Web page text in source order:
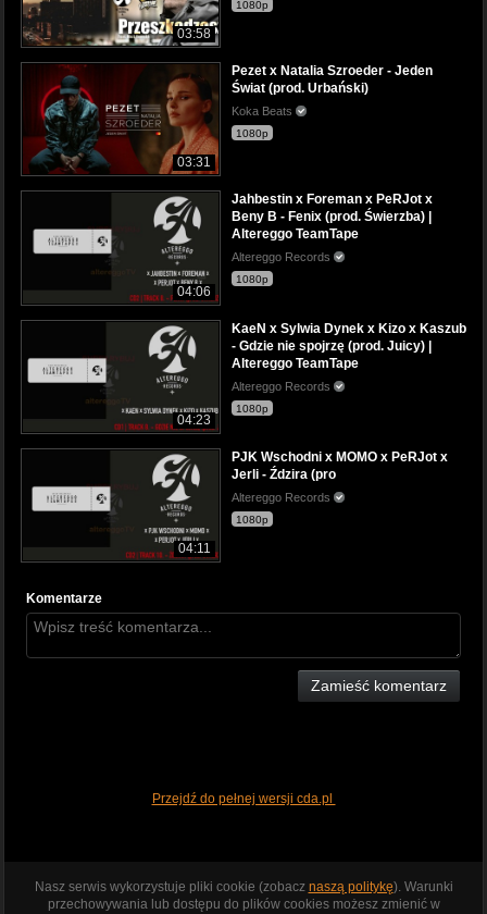
03:58
1080p
03:31
Pezet x Natalia Szroeder - Jeden
Świat (prod. Urbański)
Koka Beats
1080p
04:06
Jahbestin x Foreman x PeRJot x
Beny B - Fenix (prod. Świerzba) |
Altereggo TeamTape
Altereggo Records
1080p
04:23
KaeN x Sylwia Dynek x Kizo x Kaszub
- Gdzie nie spojrzę (prod. Juicy) |
Altereggo TeamTape
Altereggo Records
1080p
04:11
PJK Wschodni x MOMO x PeRJot x
Jerli - Ździra (pro
Altereggo Records
1080p
Komentarze
Zamieść komentarz
Przejdź do pełnej wersji cda.pl
Nasz serwis wykorzystuje pliki cookie (zobacz naszą politykę). Warunki
przechowywania lub dostępu do plików cookies możesz zmienić w